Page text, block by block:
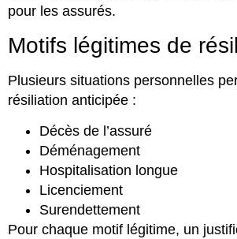
pour les assurés.
Motifs légitimes de
Plusieurs situations personnelles
résiliation anticipée :
Décès de l’assuré
Déménagement
Hospitalisation longue
Licenciement
Surendettement
Pour chaque motif légitime, un